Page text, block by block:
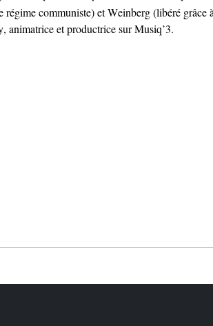
régimecommuniste) et Weinberg (libéré grâce
animatrice et productrice sur Musiq’3.